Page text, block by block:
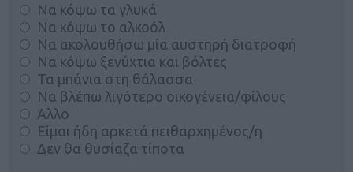
Να κόψω τα γλυκά
Να κόψω το αλκοόλ
Να ακολουθήσω μία αυστηρή διατροφή
Να κόψω ξενύχτια και βόλτες
Τα μπάνια στη θάλασσα
Να βλέπω λιγότερο οικογένεια/φίλους
Άλλο
Είμαι ήδη αρκετά πειθαρχημένος/η
Δεν θα θυσίαζα τίποτα